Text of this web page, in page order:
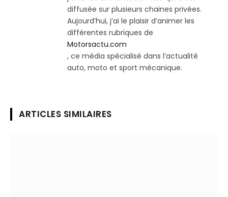
diffusée sur plusieurs chaines privées.
Aujourd’hui, j’ai le plaisir d’animer les
différentes rubriques de
Motorsactu.com
, ce média spécialisé dans l’actualité
auto, moto et sport mécanique.
ARTICLES SIMILAIRES